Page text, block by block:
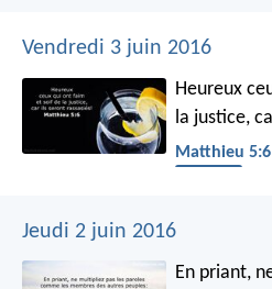
Vendredi 3 juin 2016
Heureux
la justice,
Matthieu 5:6
Jeudi 2 juin 2016
En priant,